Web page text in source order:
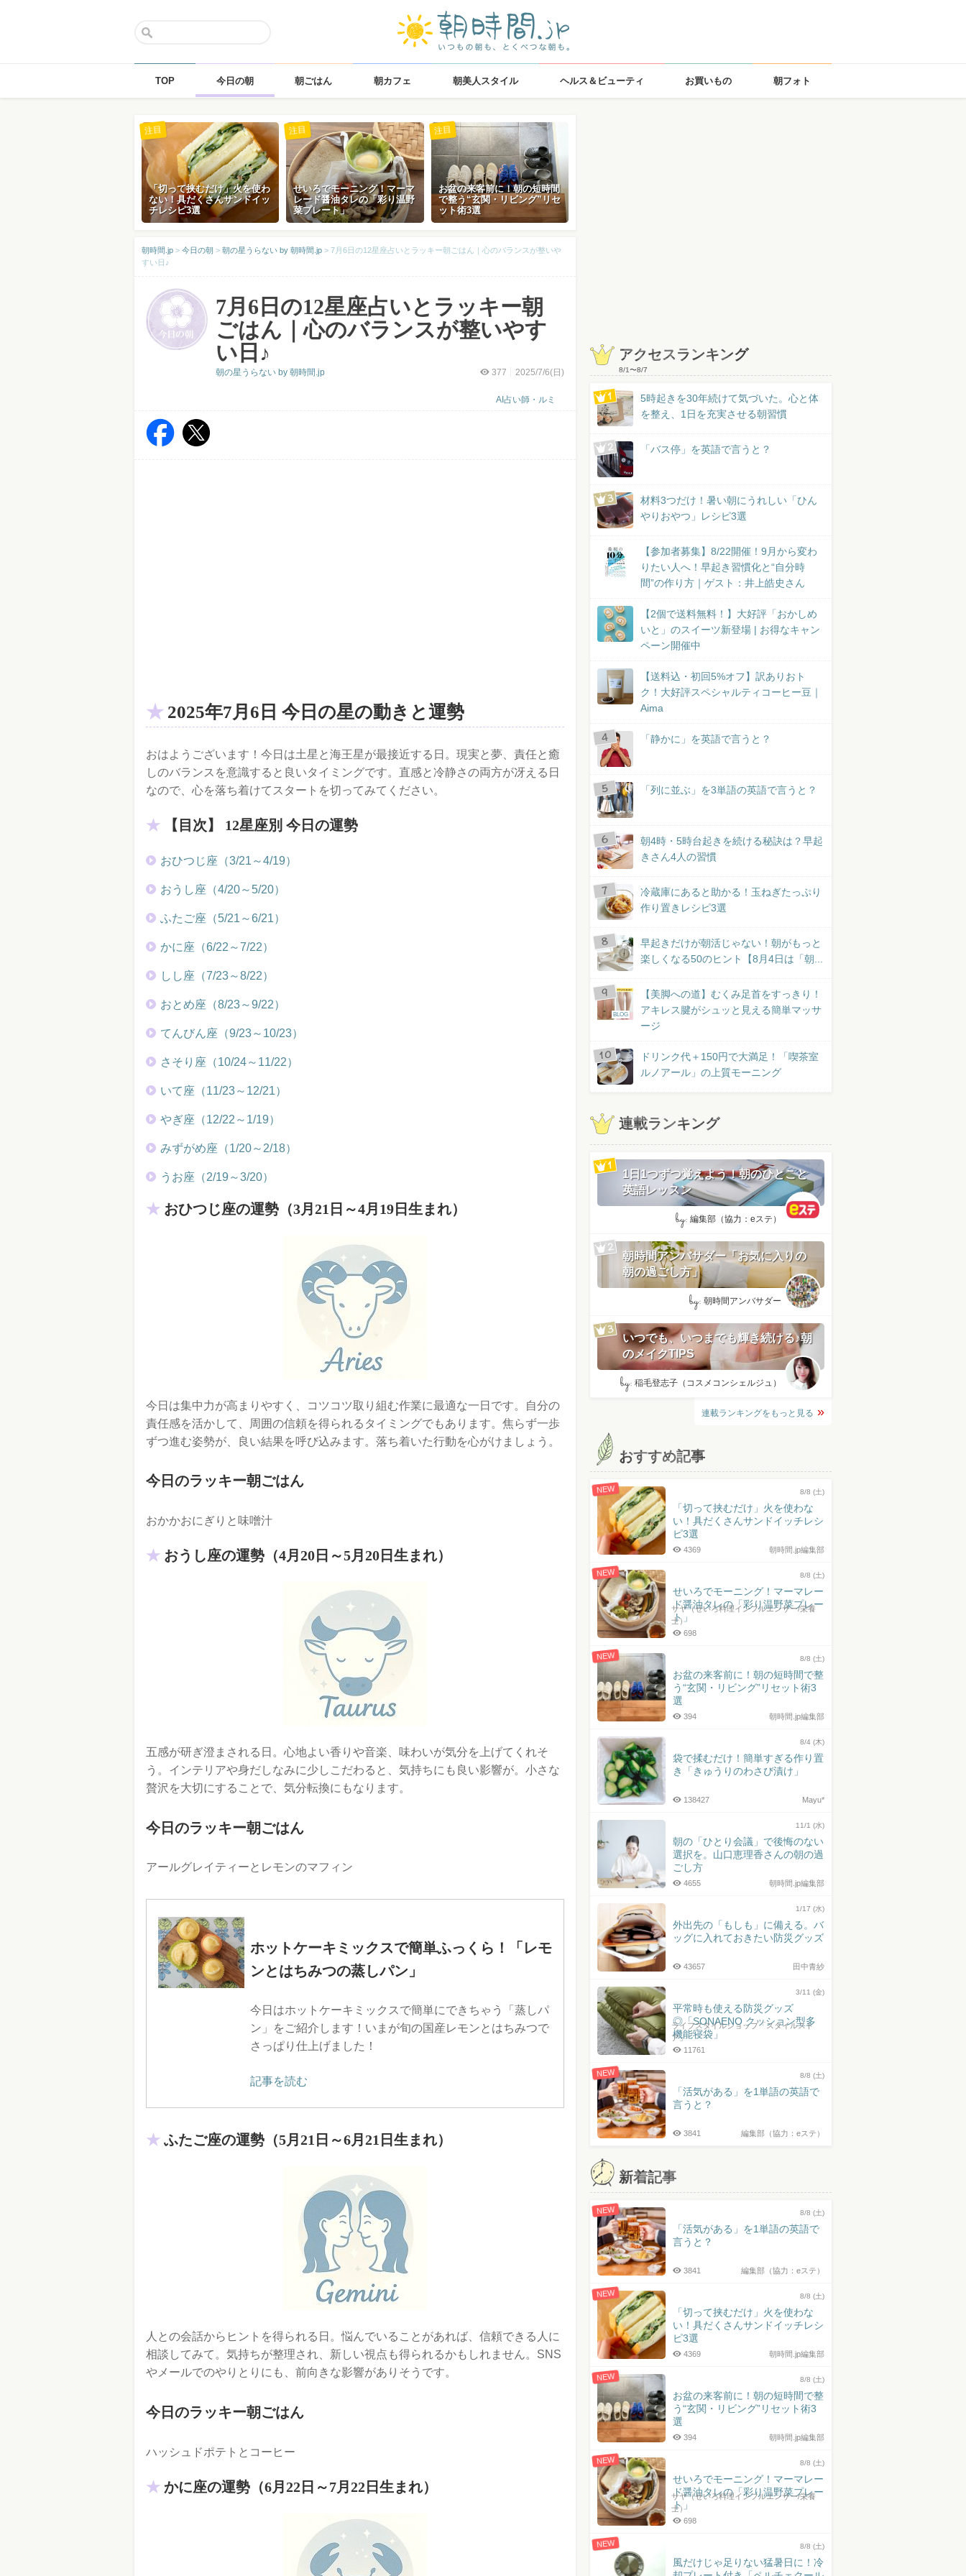
TOP 今日の朝 朝ごはん 朝カフェ 朝美人スタイル ヘルス＆ビューティ お買いもの 朝フォト
「切って挟むだけ」火を使わ
ない！具だくさんサンドイッ
チレシピ3選
注目
せいろでモーニング！マーマ
レード醤油タレの「彩り温野
菜プレート」
注目
お盆の来客前に！朝の短時間
で整う“玄関・リビング”リセ
ット術3選
注目
朝時間.jp > 今日の朝 > 朝の星うらない by 朝時間.jp > 7月6日の12星座占いとラッキー朝ごはん｜心のバランスが整いや
すい日♪
7月6日の12星座占いとラッキー朝
ごはん｜心のバランスが整いやす
い日♪
377 2025/7/6(日)
AI占い師・ルミ
朝の星うらない by 朝時間.jp
2025年7月6日 今日の星の動きと運勢
おはようございます！今日は土星と海王星が最接近する日。現実と夢、責任と癒
しのバランスを意識すると良いタイミングです。直感と冷静さの両方が冴える日
なので、心を落ち着けてスタートを切ってみてください。
【目次】 12星座別 今日の運勢
おひつじ座（3/21～4/19）
おうし座（4/20～5/20）
ふたご座（5/21～6/21）
かに座（6/22～7/22）
しし座（7/23～8/22）
おとめ座（8/23～9/22）
てんびん座（9/23～10/23）
さそり座（10/24～11/22）
いて座（11/23～12/21）
やぎ座（12/22～1/19）
みずがめ座（1/20～2/18）
うお座（2/19～3/20）
おひつじ座の運勢（3月21日～4月19日生まれ）
今日は集中力が高まりやすく、コツコツ取り組む作業に最適な一日です。自分の
責任感を活かして、周囲の信頼を得られるタイミングでもあります。焦らず一歩
ずつ進む姿勢が、良い結果を呼び込みます。落ち着いた行動を心がけましょう。
今日のラッキー朝ごはん
おかかおにぎりと味噌汁
おうし座の運勢（4月20日～5月20日生まれ）
五感が研ぎ澄まされる日。心地よい香りや音楽、味わいが気分を上げてくれそ
う。インテリアや身だしなみに少しこだわると、気持ちにも良い影響が。小さな
贅沢を大切にすることで、気分転換にもなります。
今日のラッキー朝ごはん
アールグレイティーとレモンのマフィン
ホットケーキミックスで簡単ふっくら！「レモ
ンとはちみつの蒸しパン」
今日はホットケーキミックスで簡単にできちゃう「蒸しパ
ン」をご紹介します！いまが旬の国産レモンとはちみつで
さっぱり仕上げました！
記事を読む
ふたご座の運勢（5月21日～6月21日生まれ）
人との会話からヒントを得られる日。悩んでいることがあれば、信頼できる人に
相談してみて。気持ちが整理され、新しい視点も得られるかもしれません。SNS
やメールでのやりとりにも、前向きな影響がありそうです。
今日のラッキー朝ごはん
ハッシュドポテトとコーヒー
かに座の運勢（6月22日～7月22日生まれ）
アクセスランキング
8/1〜8/7
5時起きを30年続けて気づいた。心と体
を整え、1日を充実させる朝習慣
「バス停」を英語で言うと？
材料3つだけ！暑い朝にうれしい「ひん
やりおやつ」レシピ3選
【参加者募集】8/22開催！9月から変わ
りたい人へ！早起き習慣化と“自分時
間”の作り方｜ゲスト：井上皓史さん
【2個で送料無料！】大好評「おかしめ
いと」のスイーツ新登場 | お得なキャン
ペーン開催中
【送料込・初回5%オフ】訳ありおト
ク！大好評スペシャルティコーヒー豆｜
Aima
「静かに」を英語で言うと？
「列に並ぶ」を3単語の英語で言うと？
朝4時・5時台起きを続ける秘訣は？早起
きさん4人の習慣
冷蔵庫にあると助かる！玉ねぎたっぷり
作り置きレシピ3選
早起きだけが朝活じゃない！朝がもっと
楽しくなる50のヒント【8月4日は「朝...
BLOG
【美脚への道】むくみ足首をすっきり！
アキレス腱がシュッと見える簡単マッサ
ージ
ドリンク代＋150円で大満足！「喫茶室
ルノアール」の上質モーニング
連載ランキング
1日1つずつ覚えよう！朝のひとこと
英語レッスン
by: 編集部（協力：eステ）
朝時間アンバサダー「お気に入りの
朝の過ごし方」
by: 朝時間アンバサダー
いつでも、いつまでも輝き続ける♪朝
のメイクTIPS
by: 稲毛登志子（コスメコンシェルジュ）
連載ランキングをもっと見る
おすすめ記事
NEW 8/8 (土)
「切って挟むだけ」火を使わな
い！具だくさんサンドイッチレシ
ピ3選
朝時間.jp編集部
4369
NEW 8/8 (土)
せいろでモーニング！マーマレー
ド醤油タレの「彩り温野菜プレー
ト」
サヤ（せいろ料理インフルエンサー/栄養
士）
698
NEW 8/8 (土)
お盆の来客前に！朝の短時間で整
う“玄関・リビング”リセット術3
選
朝時間.jp編集部
394
8/4 (木)
袋で揉むだけ！簡単すぎる作り置
き「きゅうりのわさび漬け」
Mayu*
138427
11/1 (水)
朝の「ひとり会議」で後悔のない
選択を。山口恵理香さんの朝の過
ごし方
朝時間.jp編集部
4655
1/17 (水)
外出先の「もしも」に備える。バ
ッグに入れておきたい防災グッズ
田中青紗
43657
3/11 (金)
平常時も使える防災グッズ
◎「SONAENO クッション型多
機能寝袋」
ライフスタイルショップ「スタイルスト
ア」
11761
NEW 8/8 (土)
「活気がある」を1単語の英語で
言うと？
編集部（協力：eステ）
3841
新着記事
NEW 8/8 (土)
「活気がある」を1単語の英語で
言うと？
編集部（協力：eステ）
3841
NEW 8/8 (土)
「切って挟むだけ」火を使わな
い！具だくさんサンドイッチレシ
ピ3選
朝時間.jp編集部
4369
NEW 8/8 (土)
お盆の来客前に！朝の短時間で整
う“玄関・リビング”リセット術3
選
朝時間.jp編集部
394
NEW 8/8 (土)
せいろでモーニング！マーマレー
ド醤油タレの「彩り温野菜プレー
ト」
サヤ（せいろ料理インフルエンサー/栄養
士）
698
NEW 8/8 (土)
風だけじゃ足りない猛暑日に！冷